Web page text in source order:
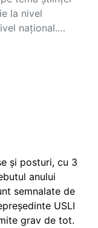
la nivel
național.…
și posturi, cu 3
anului
semnalate de
USLI
grav de tot.